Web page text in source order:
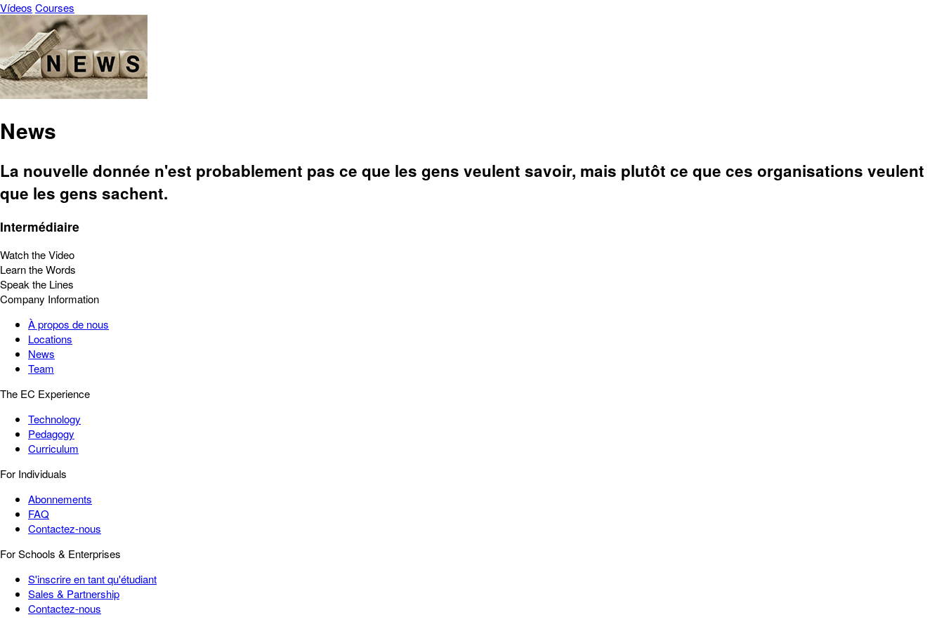
Vídeos Courses
News
La nouvelle donnée n'est probablement pas ce que les gens veulent savoir, mais plutôt ce que ces organisations veulent
que les gens sachent.
Intermédiaire
Watch the Video
Learn the Words
Speak the Lines
Company Information
À propos de nous
Locations
News
Team
The EC Experience
Technology
Pedagogy
Curriculum
For Individuals
Abonnements
FAQ
Contactez-nous
For Schools & Enterprises
S'inscrire en tant qu'étudiant
Sales & Partnership
Contactez-nous